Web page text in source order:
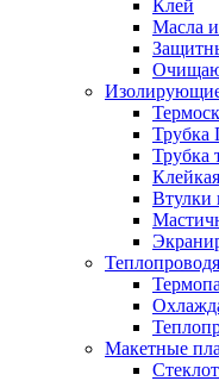
Клей
Масла
Трубка
Трубка
Втулки
Макетные